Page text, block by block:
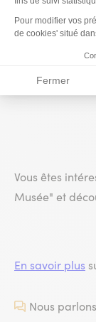
Machado.
Une
rue de la
Vous êtes
Musée" et
En savoir plus
Nous